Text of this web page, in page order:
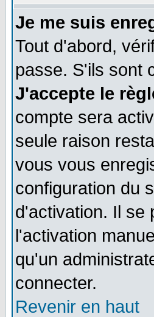
Je me suis
Tout d'abord,
passe. S'ils sont
J'accepte le
compte sera
seule raison
vous vous
configuration du
d'activation. Il se
l'activation
qu'un
connecter.
Revenir en haut